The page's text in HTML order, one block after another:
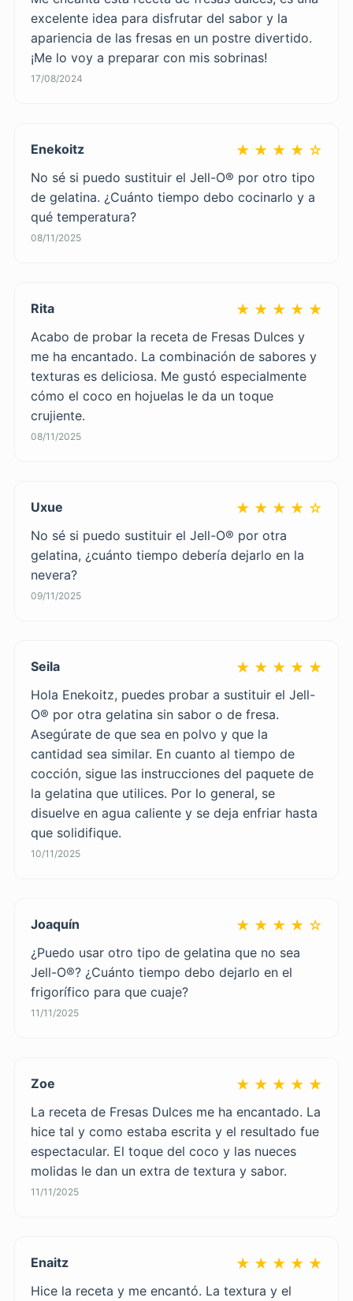
excelente idea para disfrutar del sabor y la
apariencia de las fresas en un postre divertido.
¡Me lo voy a preparar con mis sobrinas!
17/08/2024
Enekoitz ★ ★ ★ ★ ☆
No sé si puedo sustituir el Jell-O® por otro tipo
de gelatina. ¿Cuánto tiempo debo cocinarlo y a
qué temperatura?
08/11/2025
Rita ★ ★ ★ ★ ★
Acabo de probar la receta de Fresas Dulces y
me ha encantado. La combinación de sabores y
texturas es deliciosa. Me gustó especialmente
cómo el coco en hojuelas le da un toque
crujiente.
08/11/2025
Uxue ★ ★ ★ ★ ☆
No sé si puedo sustituir el Jell-O® por otra
gelatina, ¿cuánto tiempo debería dejarlo en la
nevera?
09/11/2025
Seila ★ ★ ★ ★ ★
Hola Enekoitz, puedes probar a sustituir el Jell-
O® por otra gelatina sin sabor o de fresa.
Asegúrate de que sea en polvo y que la
cantidad sea similar. En cuanto al tiempo de
cocción, sigue las instrucciones del paquete de
la gelatina que utilices. Por lo general, se
disuelve en agua caliente y se deja enfriar hasta
que solidifique.
10/11/2025
Joaquín ★ ★ ★ ★ ☆
¿Puedo usar otro tipo de gelatina que no sea
Jell-O®? ¿Cuánto tiempo debo dejarlo en el
frigorífico para que cuaje?
11/11/2025
Zoe ★ ★ ★ ★ ★
La receta de Fresas Dulces me ha encantado. La
hice tal y como estaba escrita y el resultado fue
espectacular. El toque del coco y las nueces
molidas le dan un extra de textura y sabor.
11/11/2025
Enaitz ★ ★ ★ ★ ★
Hice la receta y me encantó. La textura y el